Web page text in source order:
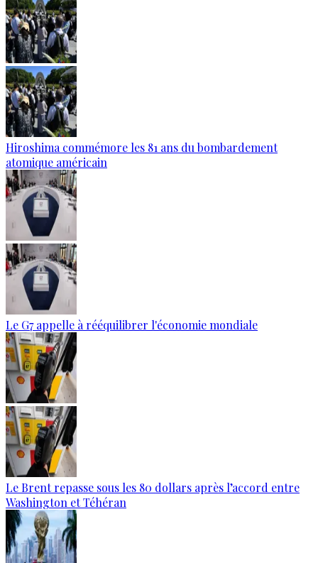
Hiroshima commémore les 81 ans du bombardement
atomique américain
Le G7 appelle à rééquilibrer l'économie mondiale
Le Brent repasse sous les 80 dollars après l’accord entre
Washington et Téhéran